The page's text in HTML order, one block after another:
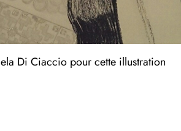
Di Ciaccio pour cette illustration